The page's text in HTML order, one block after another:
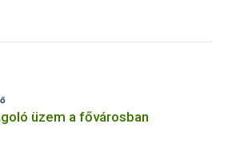
üzem a fővárosban